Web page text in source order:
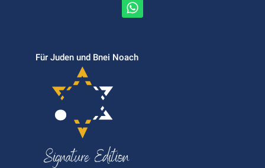
Für Juden und Bnei Noach